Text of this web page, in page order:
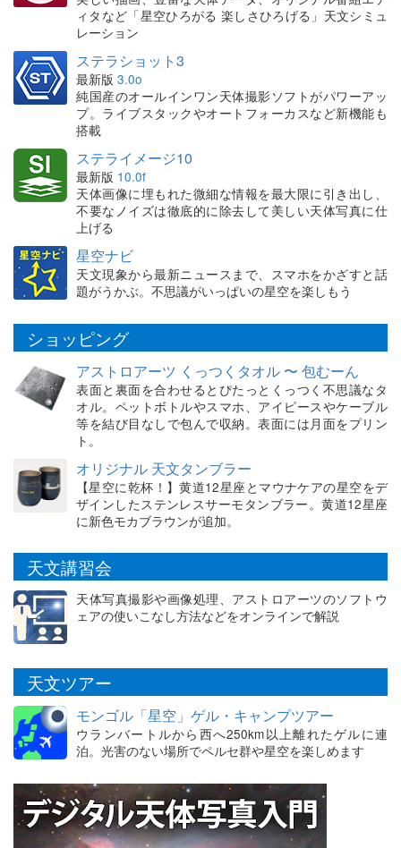
ィタなど「星空ひろがる 楽しさひろげる」天文シミュ
レーション
ステラショット3
最新版 3.0o
純国産のオールインワン天体撮影ソフトがパワーアッ
プ。ライブスタックやオートフォーカスなど新機能も
搭載
ステライメージ10
最新版 10.0f
天体画像に埋もれた微細な情報を最大限に引き出し、
不要なノイズは徹底的に除去して美しい天体写真に仕
上げる
星空ナビ
天文現象から最新ニュースまで、スマホをかざすと話
題がうかぶ。不思議がいっぱいの星空を楽しもう
ショッピング
アストロアーツ くっつくタオル 〜 包むーん
表面と裏面を合わせるとぴたっとくっつく不思議なタ
オル。ペットボトルやスマホ、アイピースやケーブル
等を結び目なしで包んで収納。表面には月面をプリン
ト。
オリジナル 天文タンブラー
【星空に乾杯！】黄道12星座とマウナケアの星空をデ
ザインしたステンレスサーモタンブラー。黄道12星座
に新色モカブラウンが追加。
天文講習会
天体写真撮影や画像処理、アストロアーツのソフトウ
ェアの使いこなし方法などをオンラインで解説
天文ツアー
モンゴル「星空」ゲル・キャンプツアー
ウランバートルから西へ250km以上離れたゲルに連
泊。光害のない場所でペルセ群や星空を楽しめます